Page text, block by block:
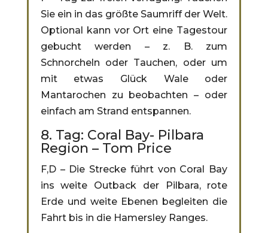
Sie ein in das größte Saumriff der Welt.
Optional kann vor Ort eine Tagestour
gebucht werden – z. B. zum
Schnorcheln oder Tauchen, oder um
mit etwas Glück Wale oder
Mantarochen zu beobachten – oder
einfach am Strand entspannen.
8. Tag: Coral Bay- Pilbara
Region – Tom Price
F,D – Die Strecke führt von Coral Bay
ins weite Outback der Pilbara, rote
Erde und weite Ebenen begleiten die
Fahrt bis in die Hamersley Ranges.